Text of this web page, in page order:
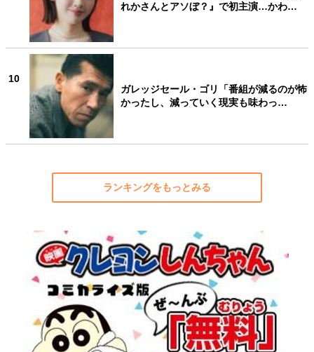
れかさんとアソぼ？』で初主演…かわ…
10
ガレッジセール・ゴリ「番組が減るのが怖
かったし、減っていく現実も味わっ…
ランキングをもっとみる